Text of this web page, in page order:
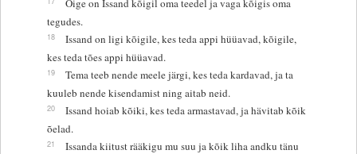
tegudes.
18
Issand on ligi kõigile, kes teda appi hüüavad, kõigile,
kes teda tões appi hüüavad.
19
Tema teeb nende meele järgi, kes teda kardavad, ja ta
kuuleb nende kisendamist ning aitab neid.
20
Issand hoiab kõiki, kes teda armastavad, ja hävitab kõik
õelad.
21
Issanda kiitust rääkigu mu suu ja kõik liha andku tänu